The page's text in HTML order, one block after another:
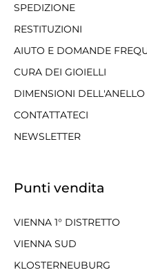
SPEDIZIONE
RESTITUZIONI
AIUTO E DOMANDE
CURA DEI GIOIELLI
DIMENSIONI DELL'ANELLO
CONTATTATECI
NEWSLETTER
Punti vendita
VIENNA 1° DISTRETTO
VIENNA SUD
KLOSTERNEUBURG